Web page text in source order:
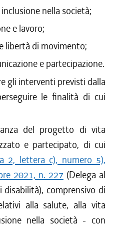
nella società;
e lavoro;
libertà di movimento;
e partecipazione.
gli interventi previsti dalla
le finalità di cui
del progetto di vita
e partecipato, di cui
2, lettera c), numero 5),
2021, n. 227 (Delega al
comprensivo di
alla salute, alla vita
nella società - con